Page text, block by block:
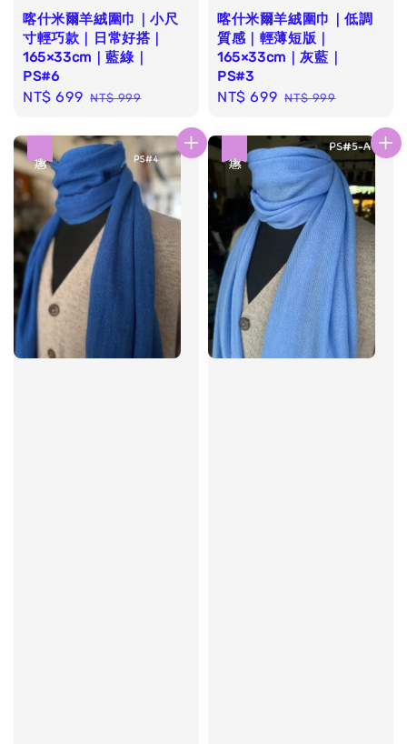
喀什米爾羊絨圍巾｜小尺
寸輕巧款｜日常好搭｜
165×33cm｜藍綠｜
PS#6
Sale
NT$ 699 Regular
NT$ 999
喀什米爾羊絨圍巾｜低調
質感｜輕薄短版｜
165×33cm｜灰藍｜
PS#3
Sale
NT$ 699 Regular
NT$ 999